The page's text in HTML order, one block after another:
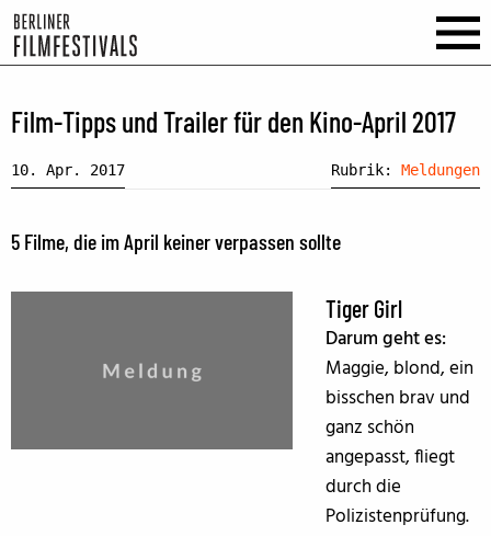
Film-Tipps und Trailer für den Kino-April 2017
10. Apr. 2017 Rubrik: Meldungen
5 Filme, die im April keiner verpassen sollte
Tiger Girl
Darum geht es:
Maggie, blond, ein
bisschen brav und
ganz schön
angepasst, fliegt
durch die
Polizistenprüfung.